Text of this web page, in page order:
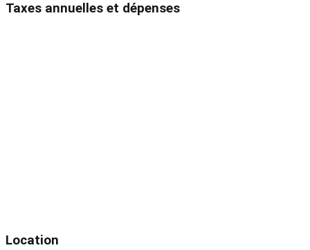
Taxes annuelles et dépenses
Location